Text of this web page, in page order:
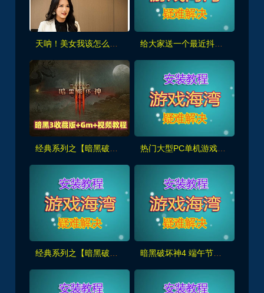
给大家送一个最近抖音比较火的，荒野大镖客2 带金手指，录制了使用视频
热门大型PC单机游戏大合集 每月更新（免费赠送）
暗黑破坏神4 端午节尝鲜版 免费送给大家玩